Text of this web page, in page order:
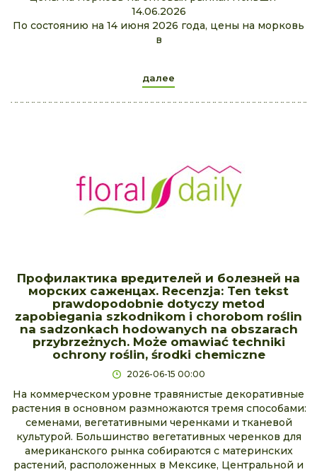
14.06.2026
По состоянию на 14 июня 2026 года, цены на морковь
в
далее
Профилактика вредителей и болезней на
морских саженцах. Recenzja: Ten tekst
prawdopodobnie dotyczy metod
zapobiegania szkodnikom i chorobom roślin
na sadzonkach hodowanych na obszarach
przybrzeżnych. Może omawiać techniki
ochrony roślin, środki chemiczne
2026-06-15 00:00
На коммерческом уровне травянистые декоративные
растения в основном размножаются тремя способами:
семенами, вегетативными черенками и тканевой
культурой. Большинство вегетативных черенков для
американского рынка собираются с материнских
растений, расположенных в Мексике, Центральной и